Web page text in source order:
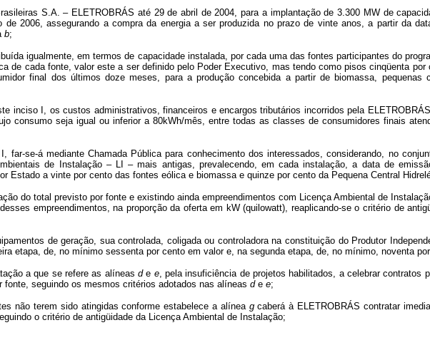
S.A. – ELETROBRÁS até 29 de abril de 2004, para a implantação de 3.300 MW de
2006, assegurando a compra da energia a ser produzida no prazo de vinte anos, a partir da
b;
igualmente, em termos de capacidade instalada, por cada uma das fontes participantes do
de cada fonte, valor este a ser definido pelo Poder Executivo, mas tendo como pisos cinqüenta
final dos últimos doze meses, para a produção concebida a partir de biomassa, pequenas
inciso I, os custos administrativos, financeiros e encargos tributários incorridos pela
consumo seja igual ou inferior a 80kWh/mês, entre todas as classes de consumidores finais
se-á mediante Chamada Pública para conhecimento dos interessados, considerando, no
de Instalação – LI – mais antigas, prevalecendo, em cada instalação, a data de
Estado a vinte por cento das fontes eólica e biomassa e quinze por cento da Pequena Central
do total previsto por fonte e existindo ainda empreendimentos com Licença Ambiental de
empreendimentos, na proporção da oferta em kW (quilowatt), reaplicando-se o critério de
de geração, sua controlada, coligada ou controladora na constituição do Produtor
etapa, de, no mínimo sessenta por cento em valor e, na segunda etapa, de, no mínimo, noventa
a que se refere as alíneasde e, pela insuficiência de projetos habilitados, a celebrar contratos
seguindo os mesmos critérios adotados nas alíneas de e;
não terem sido atingidas conforme estabelece a alínea gcaberá à ELETROBRÁS contratar
o critério de antigüidade da Licença Ambiental de Instalação;